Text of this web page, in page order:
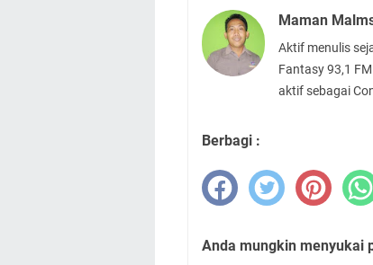
Maman
Aktif menulis
Fantasy 93,1
aktif sebagai
Berbagi :
Anda mungkin menyukai